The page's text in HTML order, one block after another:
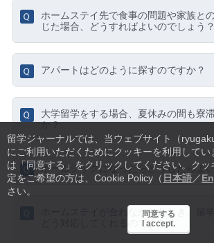
留学ジャーナルでは、当ウェブサイト（
にご利用いただくためにクッキーを利用してい
は「同意する」をクリックしてください。クッ
定をご希望の方は、Cookie Policy（ 日本語／
さい。
同意する
I accept.
ホームステイ先で食事の問題や家族と
じた場合、どうすればよいのでしょう？
アパートはどのように探すのですか？
大学留学をする場合、夏休みの間も寮
か？
ホームシックになったらどうしたらよ
ホームステイが合わなかったとき、留
どう対応してくれるのですか？